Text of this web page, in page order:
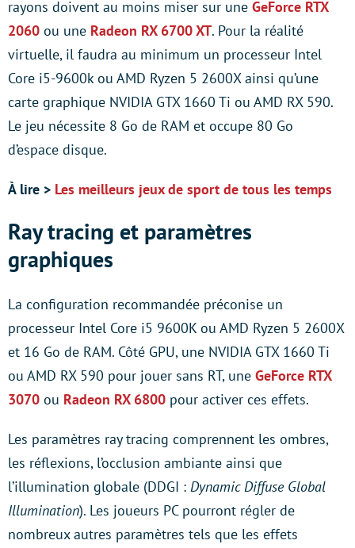
rayons doivent au moins miser sur une GeForce RTX
2060 ou une Radeon RX 6700 XT. Pour la réalité
virtuelle, il faudra au minimum un processeur Intel
Core i5-9600k ou AMD Ryzen 5 2600X ainsi qu’une
carte graphique NVIDIA GTX 1660 Ti ou AMD RX 590.
Le jeu nécessite 8 Go de RAM et occupe 80 Go
d’espace disque.
À lire > Les meilleurs jeux de sport de tous les temps
Ray tracing et paramètres
graphiques
La configuration recommandée préconise un
processeur Intel Core i5 9600K ou AMD Ryzen 5 2600X
et 16 Go de RAM. Côté GPU, une NVIDIA GTX 1660 Ti
ou AMD RX 590 pour jouer sans RT, une GeForce RTX
3070 ou Radeon RX 6800 pour activer ces effets.
Les paramètres ray tracing comprennent les ombres,
les réflexions, l’occlusion ambiante ainsi que
l’illumination globale (DDGI : Dynamic Diffuse Global
Illumination). Les joueurs PC pourront régler de
nombreux autres paramètres tels que les effets